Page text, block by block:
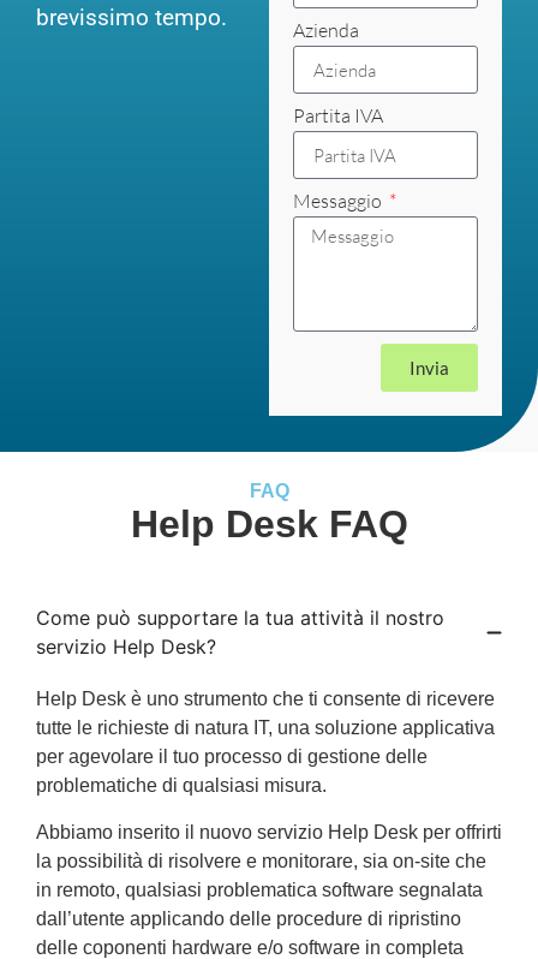
brevissimo tempo.
Azienda
Partita IVA
Messaggio
Invia
FAQ
Help Desk FAQ
Come può supportare la tua attività il nostro
servizio Help Desk?
Help Desk è uno strumento che ti consente di ricevere
tutte le richieste di natura IT, una soluzione applicativa
per agevolare il tuo processo di gestione delle
problematiche di qualsiasi misura.
Abbiamo inserito il nuovo servizio Help Desk per offrirti
la possibilità di risolvere e monitorare, sia on-site che
in remoto, qualsiasi problematica software segnalata
dall’utente applicando delle procedure di ripristino
delle coponenti hardware e/o software in completa